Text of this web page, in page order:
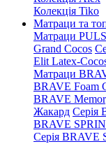
Колекція Tiko
Матраци та
Матраци
Grand Cocos
Elit Latex-
Матраци
BRAVE Foam
BRAVE
Жакард Серія
BRAVE
Серія BRAVE